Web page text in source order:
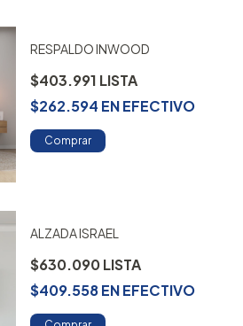
RESPALDO INWOOD
$403.991
$262.594 ENEFECTIVO
Comprar
ALZADA ISRAEL
$630.090
$409.558ENEFECTIVO